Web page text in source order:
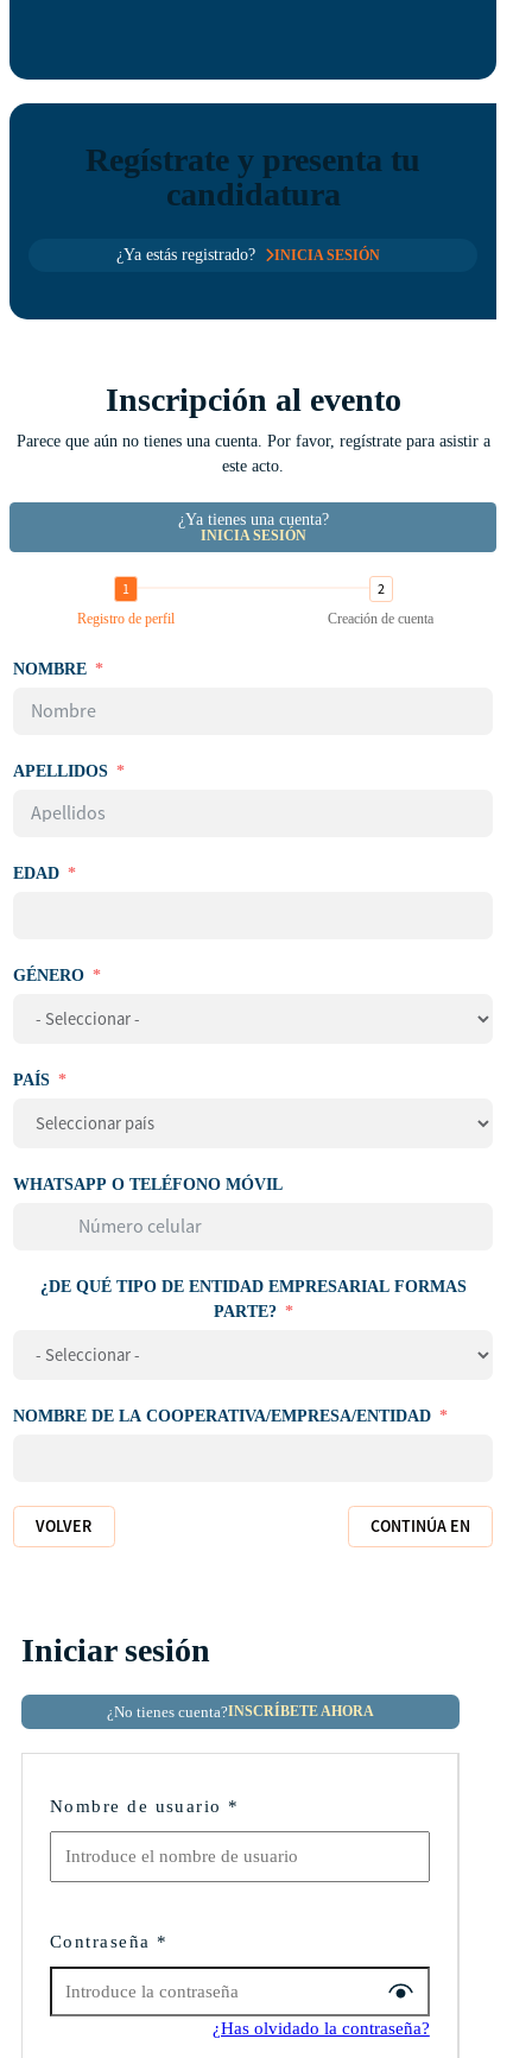
Regístrate y presenta tu
candidatura
¿Ya estás registrado? INICIA SESIÓN
Inscripción al evento
Parece que aún no tienes una cuenta. Por favor, regístrate para asistir a
este acto.
¿Ya tienes una cuenta?
INICIA SESIÓN
Registro de perfil Creación de cuenta
NOMBRE
APELLIDOS
EDAD
GÉNERO
PAÍS
WHATSAPP O TELÉFONO MÓVIL
¿DE QUÉ TIPO DE ENTIDAD EMPRESARIAL FORMAS
PARTE?
NOMBRE DE LA COOPERATIVA/EMPRESA/ENTIDAD
VOLVER CONTINÚA EN
Iniciar sesión
¿No tienes cuenta?INSCRÍBETE AHORA
Nombre de usuario *
Contraseña *
¿Has olvidado la contraseña?